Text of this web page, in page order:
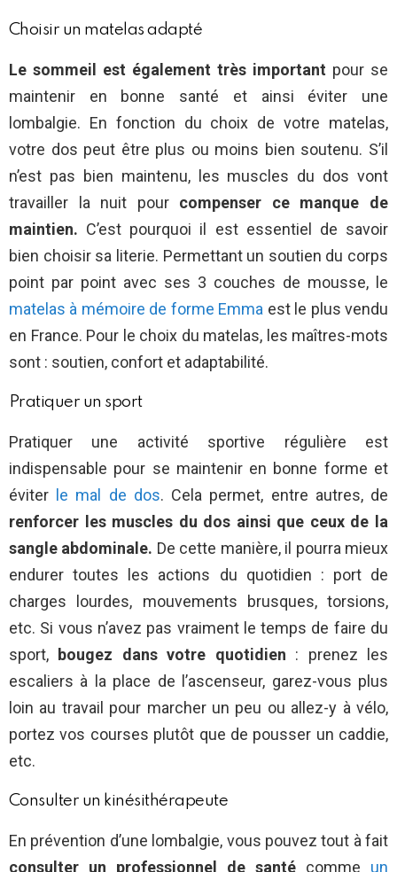
Choisir un matelas adapté
Le sommeil est également très important pour se
maintenir en bonne santé et ainsi éviter une
lombalgie. En fonction du choix de votre matelas,
votre dos peut être plus ou moins bien soutenu. S’il
n’est pas bien maintenu, les muscles du dos vont
travailler la nuit pour compenser ce manque de
maintien. C’est pourquoi il est essentiel de savoir
bien choisir sa literie. Permettant un soutien du corps
point par point avec ses 3 couches de mousse, le
matelas à mémoire de forme Emma est le plus vendu
en France. Pour le choix du matelas, les maîtres-mots
sont : soutien, confort et adaptabilité.
Pratiquer un sport
Pratiquer une activité sportive régulière est
indispensable pour se maintenir en bonne forme et
éviter
le mal de dos. Cela permet, entre autres, de
renforcer les muscles du dos ainsi que ceux de la
sangle abdominale. De cette manière, il pourra mieux
endurer toutes les actions du quotidien : port de
charges lourdes, mouvements brusques, torsions,
etc. Si vous n’avez pas vraiment le temps de faire du
sport,
bougez dans votre quotidien : prenez les
escaliers à la place de l’ascenseur, garez-vous plus
loin au travail pour marcher un peu ou allez-y à vélo,
portez vos courses plutôt que de pousser un caddie,
etc.
Consulter un kinésithérapeute
En prévention d’une lombalgie, vous pouvez tout à fait
consulter un professionnel de santé comme un